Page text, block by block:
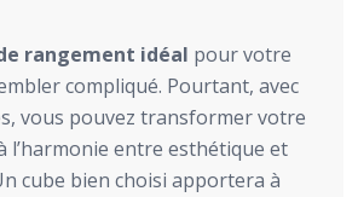
rangement idéal pour votre
compliqué. Pourtant, avec
vous pouvez transformer votre
l’harmonie entre esthétique et
cube bien choisi apportera à